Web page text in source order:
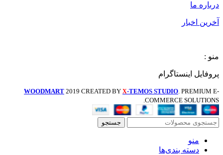
درباره ما
آخرین اخبار
منو :
پروفایل اینستاگرام
WOODMART 2019 CREATED BY X-TEMOS STUDIO. PREMIUM E-
COMMERCE SOLUTIONS.
جستجو
منو
دسته بندی‌ها